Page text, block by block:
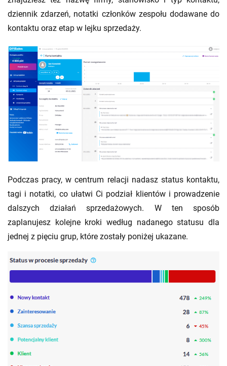
dziennik zdarzeń, notatki członków zespołu dodawane do
kontaktu oraz etap w lejku sprzedaży.
Podczas pracy, w centrum relacji nadasz status kontaktu,
tagi i notatki, co ułatwi Ci podział klientów i prowadzenie
dalszych działań sprzedażowych. W ten sposób
zaplanujesz kolejne kroki według nadanego statusu dla
jednej z pięciu grup, które zostały poniżej ukazane.